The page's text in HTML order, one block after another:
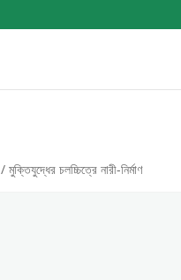
/ মুক্তিযুদ্ধের চলচ্চিত্রে নারী-নির্মাণ